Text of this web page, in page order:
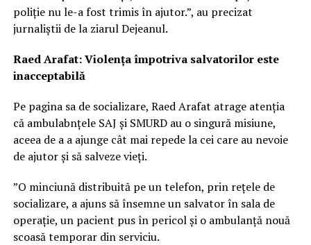
poliție nu le-a fost trimis în ajutor.”, au precizat
jurnaliștii de la ziarul Dejeanul.
Raed Arafat: Violența împotriva salvatorilor este
inacceptabilă
Pe pagina sa de socializare, Raed Arafat atrage atenția
că ambulabnțele SAJ și SMURD au o singură misiune,
aceea de a a ajunge cât mai repede la cei care au nevoie
de ajutor și să salveze vieți.
”O minciună distribuită pe un telefon, prin rețele de
socializare, a ajuns să însemne un salvator în sala de
operație, un pacient pus în pericol și o ambulanță nouă
scoasă temporar din serviciu.